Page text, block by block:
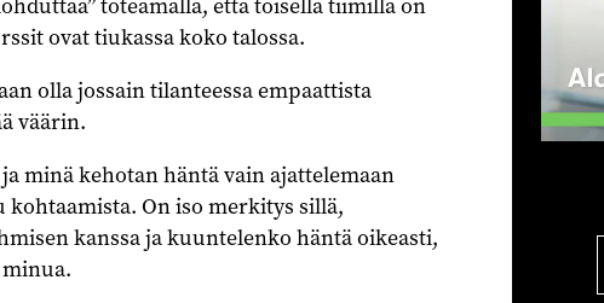
ovat tiukassa koko talossa.
olla jossain tilanteessa empaattista
väärin.
minä kehotan häntä vain ajattelemaan
On iso merkitys sillä,
kanssa ja kuuntelenko häntä oikeasti,